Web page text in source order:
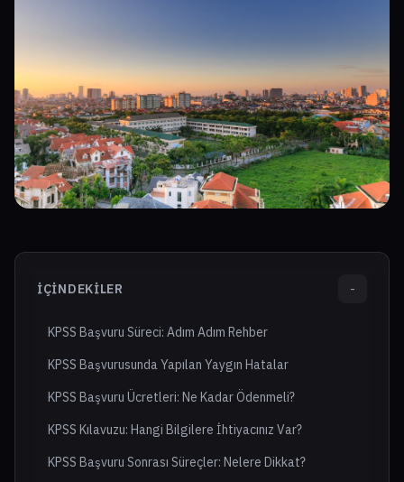
İÇINDEKILER -
KPSS Başvuru Süreci: Adım Adım Rehber
KPSS Başvurusunda Yapılan Yaygın Hatalar
KPSS Başvuru Ücretleri: Ne Kadar Ödenmeli?
KPSS Kılavuzu: Hangi Bilgilere İhtiyacınız Var?
KPSS Başvuru Sonrası Süreçler: Nelere Dikkat?